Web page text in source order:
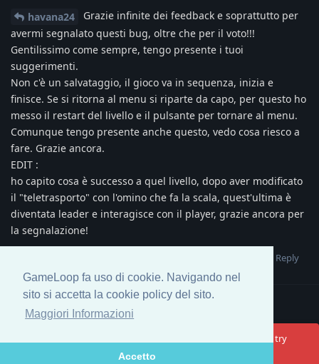
GameLoop fa uso di cookie. Navigando nel
sito si accetta la cookie policy del sito.
Maggiori Informazioni
Accetto
havana24
Grazie infinite dei feedback e soprattutto per
avermi segnalato questi bug, oltre che per il voto!!!
Gentilissimo come sempre, tengo presente i tuoi
suggerimenti.
Non c'è un salvataggio, il gioco va in sequenza, inizia e
finisce. Se si ritorna al menu si riparte da capo, per questo ho
messo il restart del livello e il pulsante per tornare al menu.
Comunque tengo presente anche questo, vedo cosa riesco a
fare. Grazie ancora.
EDIT :
ho capito cosa è successo a quel livello, dopo aver modificato
il "teletrasporto" con l'omino che fa la scala, quest'ultima è
diventata leader e interagisce con il player, grazie ancora per
la segnalazione!
Reply
Load More
Oops! Something went wrong. Please reload the page and try